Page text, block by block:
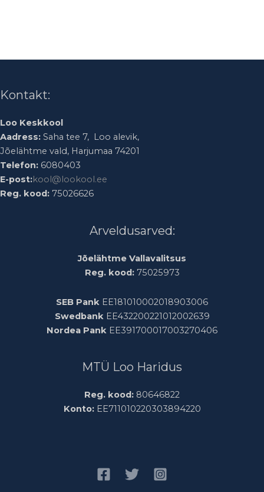
Kontakt:
Loo Keskkool
Aadress: Saha tee 7, Loo alevik,
Jõelähtme vald, Harjumaa 74201
Telefon: 6080403
E-post:kool@lookool.ee
Reg. kood: 75026626
Arveldusarved:
Jõelähtme Vallavalitsus
Reg. kood:75025973
SEB Pank EE181010002018903006
Swedbank EE432200221012002639
Nordea Pank EE391700017003270406
MTÜ Loo Haridus
Reg. kood: 80646822
Konto:EE711010220303894220